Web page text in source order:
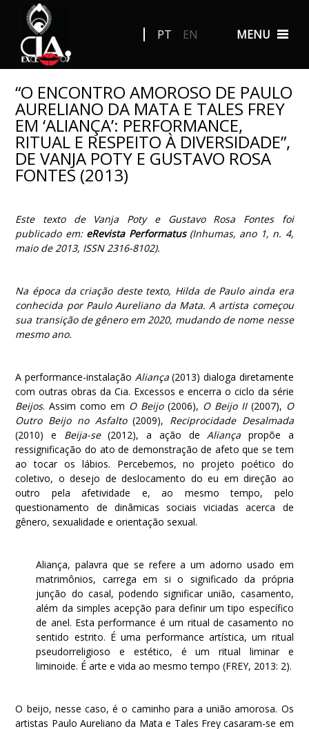
MENU
PT EN
“O ENCONTRO AMOROSO DE PAULO
AURELIANO DA MATA E TALES FREY
EM ‘ALIANÇA’: PERFORMANCE,
RITUAL E RESPEITO À DIVERSIDADE”,
DE VANJA POTY E GUSTAVO ROSA
FONTES (2013)
Este texto de Vanja Poty e Gustavo Rosa Fontes foi
publicado em: eRevista Performatus(Inhumas, ano 1, n. 4,
maio de 2013, ISSN 2316-8102).
Na época da criação deste texto, Hilda de Paulo ainda era
conhecida por Paulo Aureliano da Mata. A artista começou
sua transição de gênero em 2020, mudando de nome nesse
mesmo ano.
A performance-instalação Aliança(2013) dialoga diretamente
com outras obras da Cia. Excessos e encerra o ciclo da série
Beijos. Assim como em O Beijo (2006), O Beijo II (2007), O
Outro Beijo no Asfalto(2009), Reciprocidade Desalmada
(2010) e Beija-se(2012), a ação deAliança propõe a
ressignificação do ato de demonstração de afeto que se tem
ao tocar os lábios. Percebemos, no projeto poético do
coletivo, o desejo de deslocamento do eu em direção ao
outro pela afetividade e, ao mesmo tempo, pelo
questionamento de dinâmicas sociais viciadas acerca de
gênero, sexualidade e orientação sexual.
Aliança, palavra que se refere a um adorno usado em
matrimônios, carrega em si o significado da própria
junção do casal, podendo significar união, casamento,
além da simples acepção para definir um tipo específico
de anel. Esta performance é um ritual de casamento no
sentido estrito. É uma performance artística, um ritual
pseudorreligioso e estético, é um ritual liminar e
liminoide. É arte e vida ao mesmo tempo (FREY, 2013: 2).
O beijo, nesse caso, é o caminho para a união amorosa. Os
artistas Paulo Aureliano da Mata e Tales Frey casaram-se em